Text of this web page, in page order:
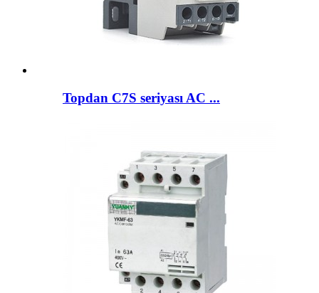
Topdan C7S seriyası AC ...